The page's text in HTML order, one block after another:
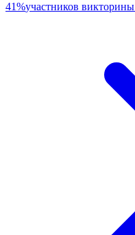
41%участников викторины